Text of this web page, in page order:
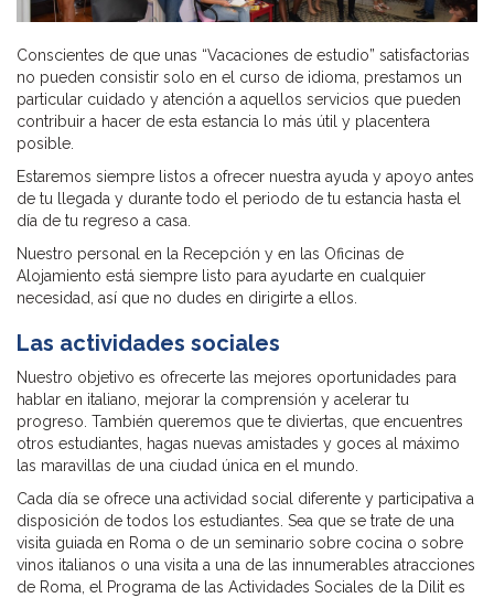
Conscientes de que unas “Vacaciones de estudio” satisfactorias
no pueden consistir solo en el curso de idioma, prestamos un
particular cuidado y atención a aquellos servicios que pueden
contribuir a hacer de esta estancia lo más útil y placentera
posible.
Estaremos siempre listos a ofrecer nuestra ayuda y apoyo antes
de tu llegada y durante todo el periodo de tu estancia hasta el
día de tu regreso a casa.
Nuestro personal en la Recepción y en las Oficinas de
Alojamiento está siempre listo para ayudarte en cualquier
necesidad, así que no dudes en dirigirte a ellos.
Las actividades sociales
Nuestro objetivo es ofrecerte las mejores oportunidades para
hablar en italiano, mejorar la comprensión y acelerar tu
progreso. También queremos que te diviertas, que encuentres
otros estudiantes, hagas nuevas amistades y goces al máximo
las maravillas de una ciudad única en el mundo.
Cada día se ofrece una actividad social diferente y participativa a
disposición de todos los estudiantes. Sea que se trate de una
visita guiada en Roma o de un seminario sobre cocina o sobre
vinos italianos o una visita a una de las innumerables atracciones
de Roma, el Programa de las Actividades Sociales de la Dilit es